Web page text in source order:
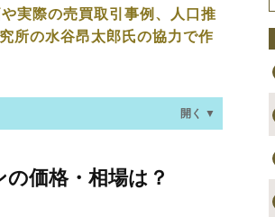
実際の売買取引事例、人口推
所の水谷昂太郎氏の協力で作
開く ▼
価格・相場は？